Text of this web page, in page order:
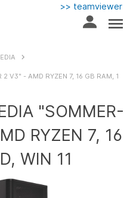
>> teamviewer
V3" - AMD RYZEN 7, 16 GB RAM, 1
"SOMMER-
RYZEN 7, 16
WIN 11